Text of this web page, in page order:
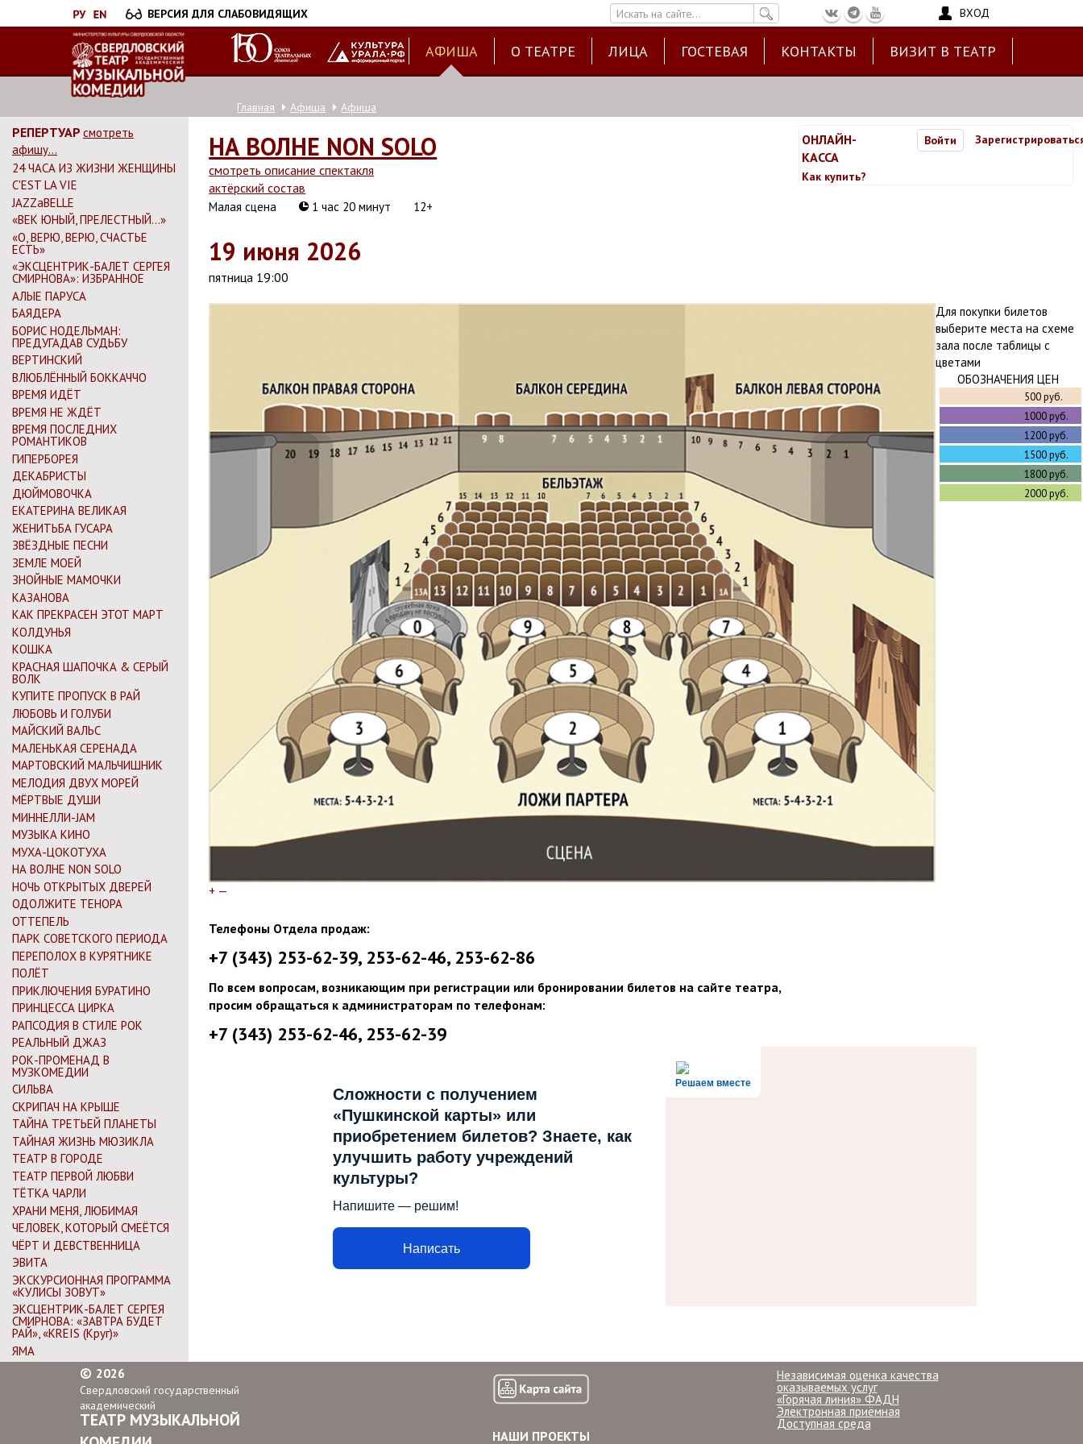
к
ВЕРСИЯ ДЛЯ СЛАБОВИДЯЩИХ
ВХОД
АФИША О ТЕАТРЕ ЛИЦА ГОСТЕВАЯ КОНТАКТЫ ВИЗИТ В ТЕАТР
Главная Афиша Афиша
РЕПЕРТУАР смотреть
афишу...
24 ЧАСА ИЗ ЖИЗНИ ЖЕНЩИНЫ
C'EST LA VIE
JAZZaBELLE
«ВЕК ЮНЫЙ, ПРЕЛЕСТНЫЙ…»
«О, ВЕРЮ, ВЕРЮ, СЧАСТЬЕ
ЕСТЬ»
«ЭКСЦЕНТРИК-БАЛЕТ СЕРГЕЯ
СМИРНОВА»: ИЗБРАННОЕ
АЛЫЕ ПАРУСА
БАЯДЕРА
БОРИС НОДЕЛЬМАН:
ПРЕДУГАДАВ СУДЬБУ
ВЕРТИНСКИЙ
ВЛЮБЛЁННЫЙ БОККАЧЧО
ВРЕМЯ ИДЁТ
ВРЕМЯ НЕ ЖДЁТ
ВРЕМЯ ПОСЛЕДНИХ
РОМАНТИКОВ
ГИПЕРБОРЕЯ
ДЕКАБРИСТЫ
ДЮЙМОВОЧКА
ЕКАТЕРИНА ВЕЛИКАЯ
ЖЕНИТЬБА ГУСАРА
ЗВЁЗДНЫЕ ПЕСНИ
ЗЕМЛЕ МОЕЙ
ЗНОЙНЫЕ МАМОЧКИ
КАЗАНОВА
КАК ПРЕКРАСЕН ЭТОТ МАРТ
КОЛДУНЬЯ
КОШКА
КРАСНАЯ ШАПОЧКА & СЕРЫЙ
ВОЛК
КУПИТЕ ПРОПУСК В РАЙ
ЛЮБОВЬ И ГОЛУБИ
МАЙСКИЙ ВАЛЬС
МАЛЕНЬКАЯ СЕРЕНАДА
МАРТОВСКИЙ МАЛЬЧИШНИК
МЕЛОДИЯ ДВУХ МОРЕЙ
МЁРТВЫЕ ДУШИ
МИННЕЛЛИ-JAM
МУЗЫКА КИНО
МУХА-ЦОКОТУХА
НА ВОЛНЕ NON SOLO
НОЧЬ ОТКРЫТЫХ ДВЕРЕЙ
ОДОЛЖИТЕ ТЕНОРА
ОТТЕПЕЛЬ
ПАРК СОВЕТСКОГО ПЕРИОДА
ПЕРЕПОЛОХ В КУРЯТНИКЕ
ПОЛЁТ
ПРИКЛЮЧЕНИЯ БУРАТИНО
ПРИНЦЕССА ЦИРКА
РАПСОДИЯ В СТИЛЕ РОК
РЕАЛЬНЫЙ ДЖАЗ
РОК-ПРОМЕНАД В
МУЗКОМЕДИИ
СИЛЬВА
СКРИПАЧ НА КРЫШЕ
ТАЙНА ТРЕТЬЕЙ ПЛАНЕТЫ
ТАЙНАЯ ЖИЗНЬ МЮЗИКЛА
ТЕАТР В ГОРОДЕ
ТЕАТР ПЕРВОЙ ЛЮБВИ
ТЁТКА ЧАРЛИ
ХРАНИ МЕНЯ, ЛЮБИМАЯ
ЧЕЛОВЕК, КОТОРЫЙ СМЕЁТСЯ
ЧЁРТ И ДЕВСТВЕННИЦА
ЭВИТА
ЭКСКУРСИОННАЯ ПРОГРАММА
«КУЛИСЫ ЗОВУТ»
ЭКСЦЕНТРИК-БАЛЕТ СЕРГЕЯ
СМИРНОВА: «ЗАВТРА БУДЕТ
РАЙ», «KREIS (Круг)»
ЯМА
НА ВОЛНЕ NON SOLO
смотреть описание спектакля
актёрский состав
Малая сцена 1 час 20 минут 12+
19 июня 2026
пятница 19:00
ОНЛАЙН-
КАССА
Войти
Как купить?
+ —
Телефоны Отдела продаж:
+7 (343) 253-62-39, 253-62-46, 253-62-86
По всем вопросам, возникающим при регистрации или бронировании билетов на сайте театра,
просим обращаться к администраторам по телефонам:
+7 (343) 253-62-46, 253-62-39
Для покупки билетов
выберите места на схеме
зала после таблицы с
цветами
ОБОЗНАЧЕНИЯ ЦЕН
500 руб.
1000 руб.
1200 руб.
1500 руб.
1800 руб.
2000 руб.
Решаем вместе
Сложности с получением
«Пушкинской карты» или
приобретением билетов? Знаете, как
улучшить работу учреждений
культуры?
Напишите — решим!
Написать
© 2026
Свердловский государственный
академический
ТЕАТР МУЗЫКАЛЬНОЙ
НАШИ ПРОЕКТЫ
Независимая оценка качества
оказываемых услуг
«Горячая линия» ФАДН
Электронная приёмная
Доступная среда